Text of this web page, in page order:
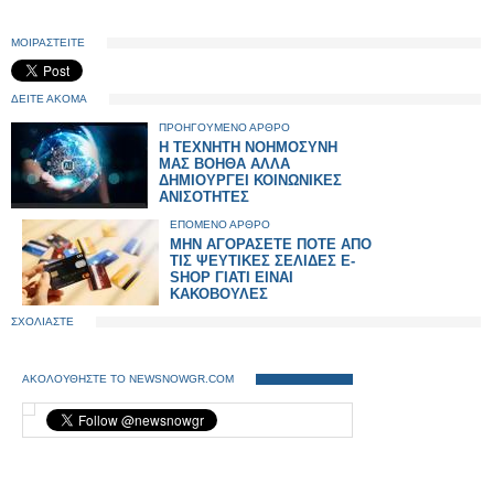
ΜΟΙΡΑΣΤΕΙΤΕ
ΔΕΙΤΕ ΑΚΟΜΑ
ΠΡΟΗΓΟΥΜΕΝΟ ΑΡΘΡΟ
Η ΤΕΧΝΗΤΗ ΝΟΗΜΟΣΥΝΗ
ΜΑΣ ΒΟΗΘΑ ΑΛΛΑ
ΔΗΜΙΟΥΡΓΕΙ ΚΟΙΝΩΝΙΚΕΣ
ΑΝΙΣΟΤΗΤΕΣ
ΕΠΟΜΕΝΟ ΑΡΘΡΟ
ΜΗΝ ΑΓΟΡΑΣΕΤΕ ΠΟΤΕ ΑΠΟ
ΤΙΣ ΨΕΥΤΙΚΕΣ ΣΕΛΙΔΕΣ E-
SHOP ΓΙΑΤΙ ΕΙΝΑΙ
ΚΑΚΟΒΟΥΛΕΣ
ΣΧΟΛΙΑΣΤΕ
ΑΚΟΛΟΥΘΗΣΤΕ ΤΟ NEWSNOWGR.COM